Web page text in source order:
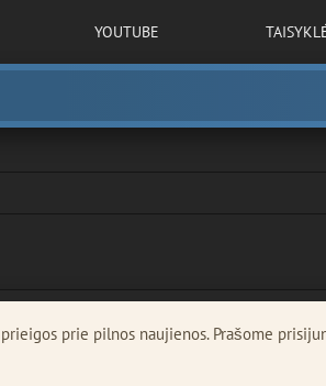
YOUTUBE
prie pilnos naujienos. Prašome